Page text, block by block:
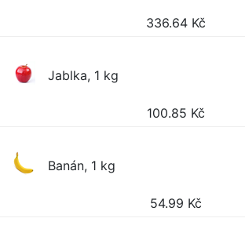
336.64 Kč
Jablka, 1 kg
100.85 Kč
Banán, 1 kg
54.99 Kč